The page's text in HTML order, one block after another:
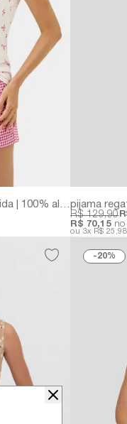
pijama regata feminino doce vida | 100% algodão off white com estampa de laços
R$ 70,15no
R$ 129,90
3x R$ 25,98
20%